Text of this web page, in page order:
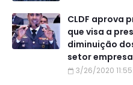
CLDF aprova
que visa a
diminuição
setor
3/26/2020